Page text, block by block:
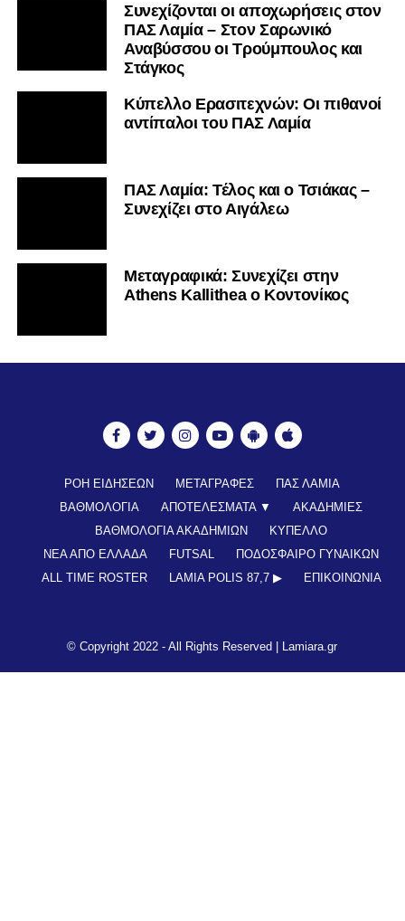
Συνεχίζονται οι αποχωρήσεις στον
ΠΑΣ Λαμία – Στον Σαρωνικό
Αναβύσσου οι Τρούμπουλος και
Στάγκος
Κύπελλο Ερασιτεχνών: Οι πιθανοί
αντίπαλοι του ΠΑΣ Λαμία
ΠΑΣ Λαμία: Τέλος και ο Τσιάκας –
Συνεχίζει στο Αιγάλεω
Mεταγραφικά: Συνεχίζει στην
Athens Kallithea ο Κοντονίκος
ΡΟΗ ΕΙΔΗΣΕΩΝ ΜΕΤΑΓΡΑΦΕΣ
ΠΑΣ ΛΑΜΙΑ
ΒΑΘΜΟΛΟΓΙΑ
ΑΠΟΤΕΛΕΣΜΑΤΑ ▼
ΑΚΑΔΗΜΙΕΣ
ΒΑΘΜΟΛΟΓΙΑ ΑΚΑΔΗΜΙΩΝ
ΚΥΠΕΛΛΟ
ΝΕΑ ΑΠΟ ΕΛΛΑΔΑ
FUTSAL
ΠΟΔΟΣΦΑΙΡΟ ΓΥΝΑΙΚΩΝ
ALL TIME ROSTER
LAMIA POLIS 87,7 ▶︎ ΕΠΙΚΟΙΝΩΝΊΑ
© Copyright 2022 - All Rights Reserved | Lamiara.gr